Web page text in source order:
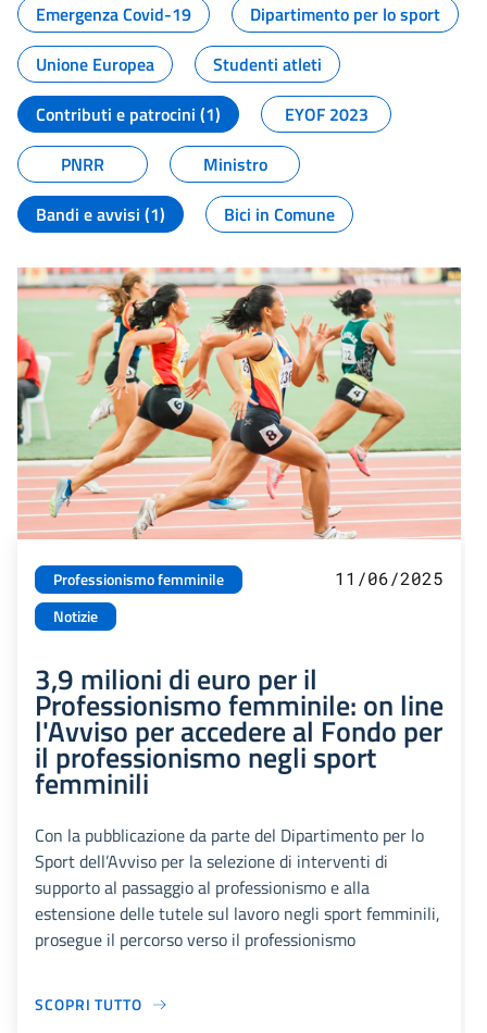
Emergenza Covid-19
Dipartimento per lo sport
Unione Europea
Studenti atleti
Contributi e patrocini (1)
EYOF 2023
PNRR
Ministro
Bandi e avvisi (1)
Bici in Comune
Professionismo femminile
Notizie
11/06/2025
3,9 milioni di euro per il
Professionismo femminile: on line
l'Avviso per accedere al Fondo per
il professionismo negli sport
femminili
Con la pubblicazione da parte del Dipartimento per lo
Sport dell’Avviso per la selezione di interventi di
supporto al passaggio al professionismo e alla
estensione delle tutele sul lavoro negli sport femminili,
prosegue il percorso verso il professionismo
SCOPRI TUTTO